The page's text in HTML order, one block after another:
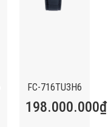
FC-716TU3H6
198.000.000₫